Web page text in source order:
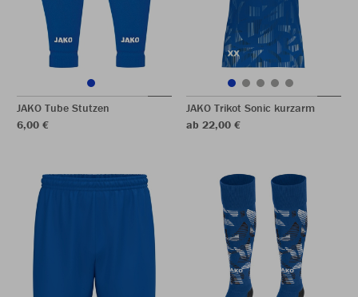
JAKO Tube Stutzen
6,00 €
JAKO Trikot Sonic kurzarm
ab 22,00 €